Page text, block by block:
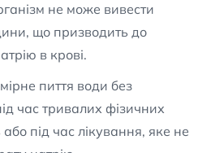
не може вивести
що призводить до
в крові.
пиття води без
час тривалих фізичних
під час лікування, яке не